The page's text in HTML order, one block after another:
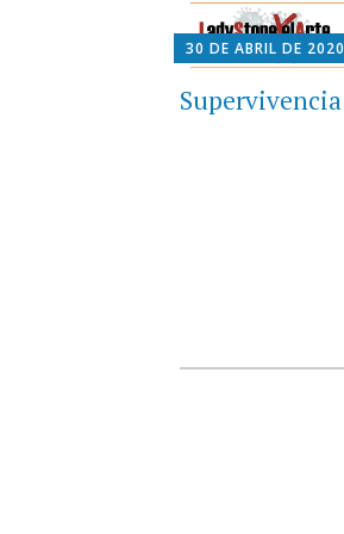
30 DE ABRIL DE 2020
Supervivencia